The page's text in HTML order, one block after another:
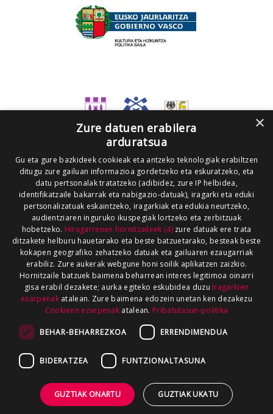
×
Zure datuen erabilera
arduratsua
Gu eta gure bazkideek cookieak eta antzeko teknologiak erabiltzen
ditugu zure gailuan informazioa gordetzeko eta eskuratzeko, eta
datu pertsonalak tratatzeko (adibidez, zure IP helbidea,
identifikatzaile bakarrak eta nabigazio-datuak), iragarki eta eduki
pertsonalizatuak eskaintzeko, iragarkiak eta edukia neurtzeko,
audientziaren inguruko ikuspegiak lortzeko eta zerbitzuak
hobetzeko. Hirugarrenen hornitzaileek (4)zure datuak ere trata
ditzakete helburu hauetarako eta beste batzuetarako, besteak beste
kokapen geografiko zehatzeko datuak eta gailuaren ezaugarriak
erabiliz. Zure aukerak webgune honi soilik aplikatzen zaizkio.
Hornitzaile batzuek baimena beharrean interes legitimoa oinarri
gisa erabil dezakete; aurka egiteko eskubidea duzu Iragarkien
ezarpenakatalean. Zure baimena edozein unetan ken dezakezu
Cookieen ezarpenak atalean. Pribatutasun-politika
BEHAR-BEHARREZKOA ERRENDIMENDUA
BIDERATZEA FUNTZIONALTASUNA
GUZTIAK ONARTU GUZTIAK UKATU